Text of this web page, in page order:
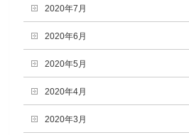
2020年7月
2020年6月
2020年5月
2020年4月
2020年3月